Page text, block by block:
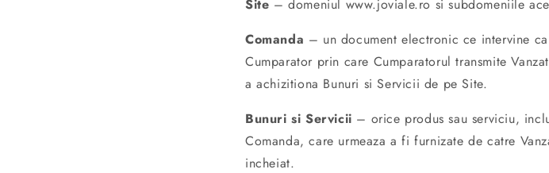
Site – domeniul www.joviale.ro si subdomeniile
Comanda – un document electronic ce intervine
Cumparator prin care Cumparatorul transmite
a achizitiona Bunuri si Servicii de pe Site.
Bunuri si Servicii – orice produs sau serviciu,
Comanda, care urmeaza a fi furnizate de catre
incheiat.